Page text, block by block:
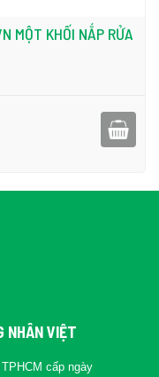
MỘT KHỐI NẮP RỬA
NHÂN VIỆT
cấp ngày